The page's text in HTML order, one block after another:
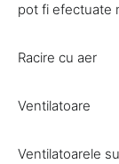
pot fi efectuate
Racire cu aer
Ventilatoare
Ventilatoarele